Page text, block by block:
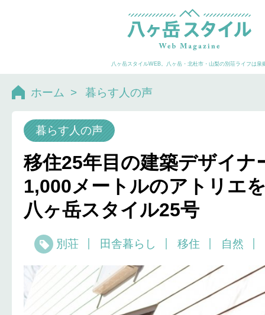
八ヶ岳スタイルWEB。八ヶ岳・北杜市・山梨の別荘ライフは泉
ホーム > 暮らす人の声
暮らす人の声
移住25年目の建築デザイナ
1,000メートルのアトリエ
八ヶ岳スタイル25号
別荘 田舎暮らし 移住 自然